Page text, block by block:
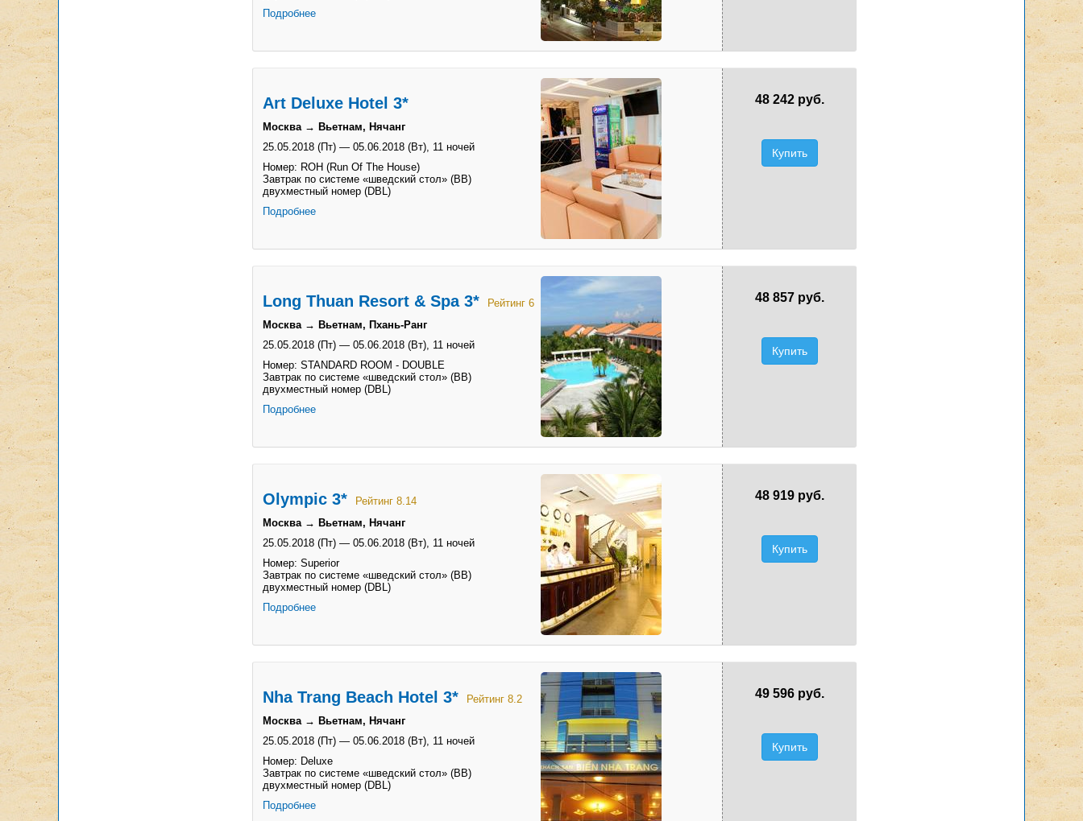
Подробнее
Art Deluxe Hotel 3*
Москва → Вьетнам, Нячанг
25.05.2018 (Пт) — 05.06.2018 (Вт), 11 ночей
Номер: ROH (Run Of The House)
Завтрак по системе «шведский стол» (BB)
двухместный номер (DBL)
Подробнее
48 242 руб.
Купить
Long Thuan Resort & Spa 3*
Рейтинг 6
Москва → Вьетнам, Пхань-Ранг
25.05.2018 (Пт) — 05.06.2018 (Вт), 11 ночей
Номер: STANDARD ROOM - DOUBLE
Завтрак по системе «шведский стол» (BB)
двухместный номер (DBL)
Подробнее
48 857 руб.
Купить
Olympic 3*
Рейтинг 8.14
Москва → Вьетнам, Нячанг
25.05.2018 (Пт) — 05.06.2018 (Вт), 11 ночей
Номер: Superior
Завтрак по системе «шведский стол» (BB)
двухместный номер (DBL)
Подробнее
48 919 руб.
Купить
Nha Trang Beach Hotel 3*
Рейтинг 8.2
Москва → Вьетнам, Нячанг
25.05.2018 (Пт) — 05.06.2018 (Вт), 11 ночей
Номер: Deluxe
Завтрак по системе «шведский стол» (BB)
двухместный номер (DBL)
Подробнее
49 596 руб.
Купить